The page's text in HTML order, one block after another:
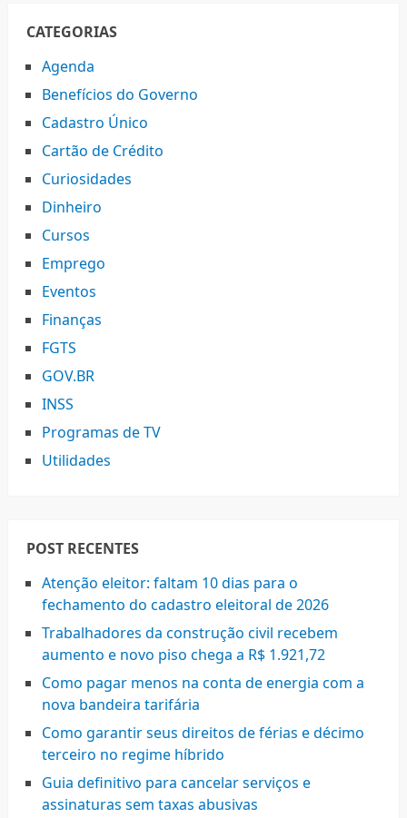
CATEGORIAS
Agenda
Benefícios do Governo
Cadastro Único
Cartão de Crédito
Curiosidades
Dinheiro
Cursos
Emprego
Eventos
Finanças
FGTS
GOV.BR
INSS
Programas de TV
Utilidades
POST RECENTES
Atenção eleitor: faltam 10 dias para o
fechamento do cadastro eleitoral de 2026
Trabalhadores da construção civil recebem
aumento e novo piso chega a R$ 1.921,72
Como pagar menos na conta de energia com a
nova bandeira tarifária
Como garantir seus direitos de férias e décimo
terceiro no regime híbrido
Guia definitivo para cancelar serviços e
assinaturas sem taxas abusivas